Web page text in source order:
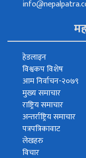
हेडलाइन
विश्वकप विशेष
आम निर्वाचन-२०७९
मुख्य समाचार
राष्ट्रिय समाचार
अन्तर्राष्ट्रिय समाचार
पत्रपत्रिकावाट
लेखहरु
विचार